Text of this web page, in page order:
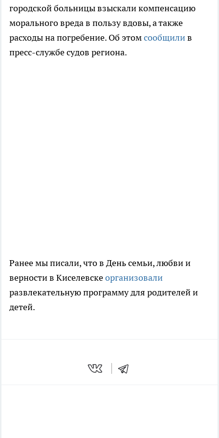
городской больницы взыскали компенсацию
морального вреда в пользу вдовы, а также
расходы на погребение. Об этомсообщилив
пресс-службе судов региона.
Ранее мы писали, что в День семьи, любви и
верности в Киселевскеорганизовали
развлекательную программу для родителей и
детей.